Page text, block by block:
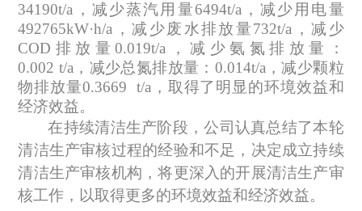
34190t/a ，减少蒸汽用量6494t/a ，减少用电量
492765kW·h/a ，减少废水排放量732t/a ，减少
COD 排放量0.019t/a ，减少氨氮排放量
：
0.002 t/a ，减少总氮排放量 ： 0.014t/a ，减少颗粒
物排放量0.3669 t/a ， 取得了明显的环境效益和
经济效益。
在持续清洁生产阶段，公司认真总结了本轮
清洁生产审核过程的经验和不足，决定成立持续
清洁生产审核机构，将更深入的开展清洁生产审
核工作 ，以取得更多的环境效益和经济效益。